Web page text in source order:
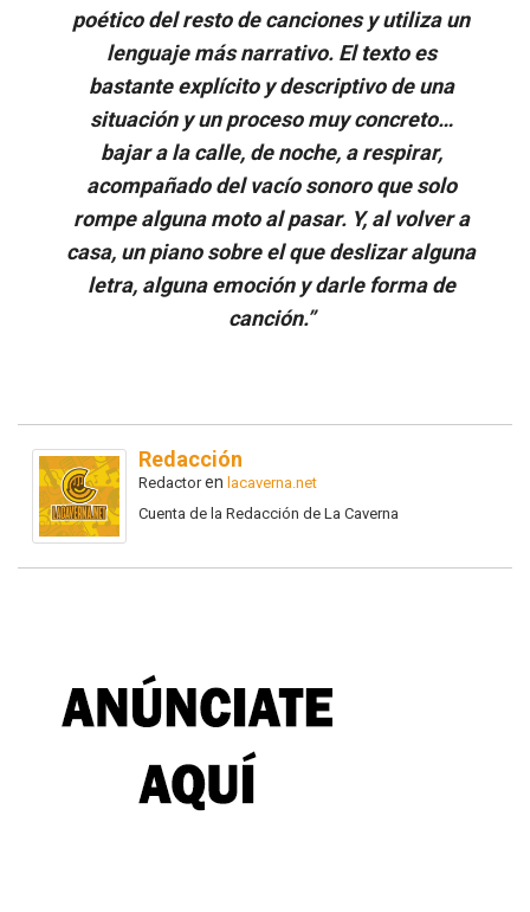
poético del resto de canciones y utiliza un
lenguaje más narrativo. El texto es
bastante explícito y descriptivo de una
situación y un proceso muy concreto…
bajar a la calle, de noche, a respirar,
acompañado del vacío sonoro que solo
rompe alguna moto al pasar. Y, al volver a
casa, un piano sobre el que deslizar alguna
letra, alguna emoción y darle forma de
canción.”
Redacción
Redactoren lacaverna.net
Cuenta de la Redacción de La Caverna